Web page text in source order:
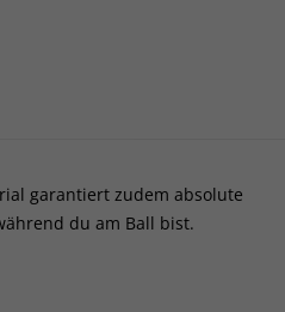
garantiert zudem absolute
du am Ball bist.